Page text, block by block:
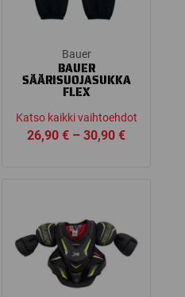
Bauer
BAUER
SÄÄRISUOJASUKKA
FLEX
Katso kaikki vaihtoehdot
26,90€ – 30,90€Price